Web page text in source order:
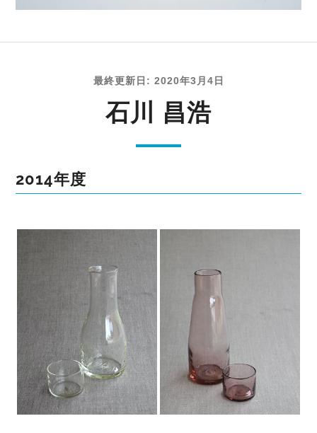
最終更新日: 2020年3月4日
石川 昌浩
2014年度